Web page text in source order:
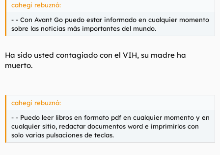
cahegi rebuznó:
- - Con Avant Go puedo estar informado en cualquier momento
sobre las noticias más importantes del mundo.
Ha sido usted contagiado con el VIH, su madre ha
muerto.
cahegi rebuznó:
- - Puedo leer libros en formato pdf en cualquier momento y en
cualquier sitio, redactar documentos word e imprimirlos con
solo varias pulsaciones de teclas.